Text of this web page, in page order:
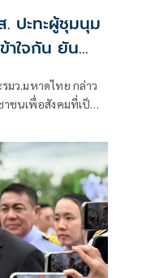
ปะทะผู้ชุมนุม
าใจกัน ยัน
มว.มหาดไทย กล่าว
ชนเพื่อสังคมที่เป็น
ไรหรือไม่ ว่า เมื่อวัน